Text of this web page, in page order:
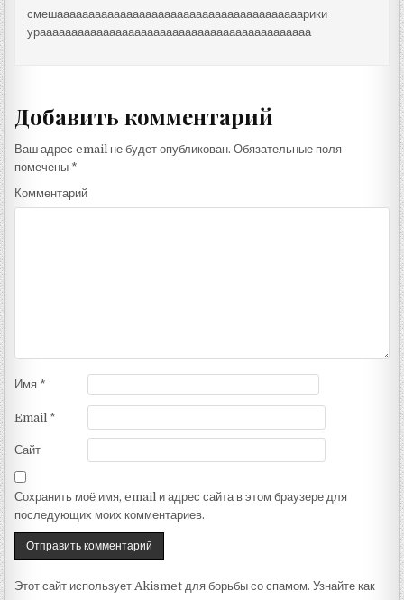
смешааааааааааааааааааааааааааааааааааааааарики
урааааааааааааааааааааааааааааааааааааааааааа
Добавить комментарий
Ваш адрес email не будет опубликован. Обязательные поля
помечены *
Комментарий
Имя *
Email *
Сайт
Сохранить моё имя, email и адрес сайта в этом браузере для
последующих моих комментариев.
Этот сайт использует Akismet для борьбы со спамом. Узнайте как